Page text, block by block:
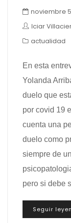
noviembre
Iciar
actualidad
En esta
Yolanda
duelo que
por covid 19
cuenta una
duelo como
siempre de
pero si debe
Seguir